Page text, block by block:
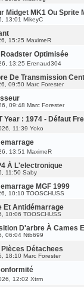
S
G
E
M
E
S
E
E
N
I
E
S
G
Midget MK1 Ou Sprite
13:01 D
E
I
E
M
E
S
S
G
E
MikeyC
15:25 D
E
N
I
E
E
S
S
MaximeR
Optimisée
13:25 D
E
N
I
E
S
A
G
Erenaud304
De Transmission
09:50 D
E
E
M
E
S
S
G
E
Marc Forester
09:48 D
E
N
I
E
E
S
S
E
Marc Forester
Year : 1974 - Défaut
11:39 D
E
N
I
E
E
S
S
G
E
Yoko
13:51 D
E
N
I
E
M
E
S
A
G
E
MaximeR
À L'electronique
11:50 D
E
N
I
E
M
E
S
A
G
E
Saby
MGF 1999
10:10 D
E
N
I
E
M
E
S
A
G
E
TOOSCHUSS
Et Antidémarrage
10:06 D
E
N
I
E
M
E
S
A
G
TOOSCHUSS
D'arbre À Cames
06:04 D
E
N
I
E
M
E
S
S
Ntb699
Détachees
18:10 D
E
N
I
E
Marc Forester
12:02 D
E
Xtrm